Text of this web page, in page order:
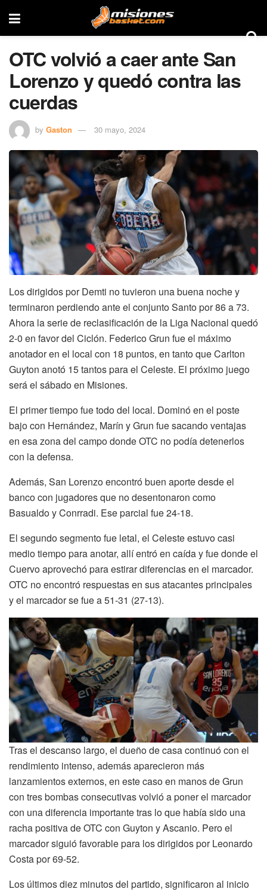
OTC volvió a caer ante San
Lorenzo y quedó contra las
cuerdas
by Gaston 30 mayo, 2024
Los dirigidos por Demti no tuvieron una buena noche y
terminaron perdiendo ante el conjunto Santo por 86 a 73.
Ahora la serie de reclasificación de la Liga Nacional quedó
2-0 en favor del Ciclón. Federico Grun fue el máximo
anotador en el local con 18 puntos, en tanto que Carlton
Guyton anotó 15 tantos para el Celeste. El próximo juego
será el sábado en Misiones.
El primer tiempo fue todo del local. Dominó en el poste
bajo con Hernández, Marín y Grun fue sacando ventajas
en esa zona del campo donde OTC no podía detenerlos
con la defensa.
Además, San Lorenzo encontró buen aporte desde el
banco con jugadores que no desentonaron como
Basualdo y Conrradi. Ese parcial fue 24-18.
El segundo segmento fue letal, el Celeste estuvo casi
medio tiempo para anotar, allí entró en caída y fue donde el
Cuervo aprovechó para estirar diferencias en el marcador.
OTC no encontró respuestas en sus atacantes principales
y el marcador se fue a 51-31 (27-13).
Tras el descanso largo, el dueño de casa continuó con el
rendimiento intenso, además aparecieron más
lanzamientos externos, en este caso en manos de Grun
con tres bombas consecutivas volvió a poner el marcador
con una diferencia importante tras lo que había sido una
racha positiva de OTC con Guyton y Ascanio. Pero el
marcador siguió favorable para los dirigidos por Leonardo
Costa por 69-52.
Los últimos diez minutos del partido, significaron al inicio